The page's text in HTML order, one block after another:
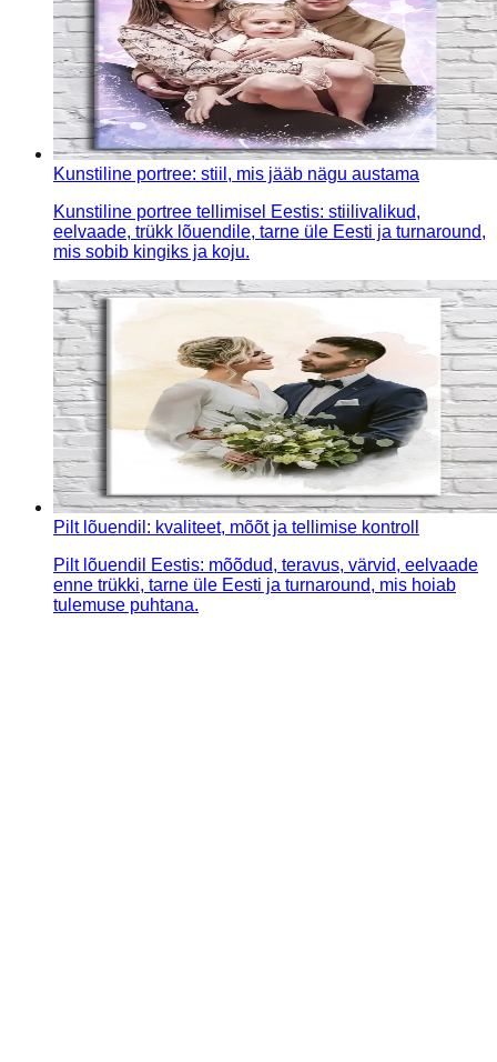
Kunstiline portree: stiil, mis jääb nägu austama
Kunstiline portree tellimisel Eestis: stiilivalikud,
eelvaade, trükk lõuendile, tarne üle Eesti ja turnaround,
mis sobib kingiks ja koju.
Pilt lõuendil: kvaliteet, mõõt ja tellimise kontroll
Pilt lõuendil Eestis: mõõdud, teravus, värvid, eelvaade
enne trükki, tarne üle Eesti ja turnaround, mis hoiab
tulemuse puhtana.